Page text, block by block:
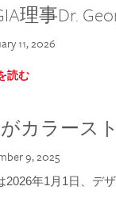
理事Dr.
11, 2026
読む
がカラース
9, 2025
2026年1月1日、デ